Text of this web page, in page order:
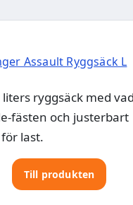
Assault Ryggsäck L
liters ryggsäck med
fästen och justerbart
last.
Till produkten